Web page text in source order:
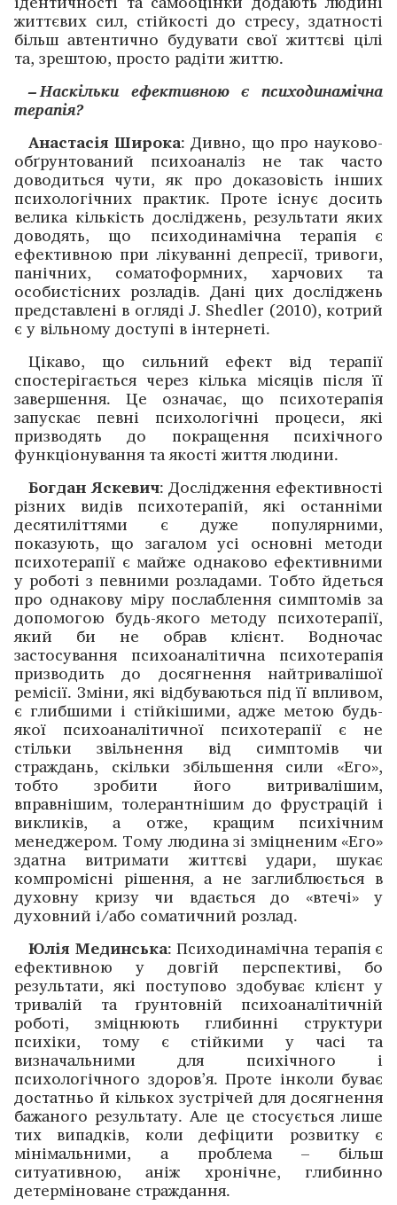
життєвих сил, стійкості до стресу, здатності
більш автентично будувати свої життєві цілі
та, зрештою, просто радіти життю.
– Наскільки ефективною є психодинамічна
терапія?
Анастасія Широка: Дивно, що про науково-
обґрунтований психоаналіз не так часто
доводиться чути, як про доказовість інших
психологічних практик. Проте існує досить
велика кількість досліджень, результати яких
доводять, що психодинамічна терапія є
ефективною при лікуванні депресії, тривоги,
панічних, соматоформних, харчових та
особистісних розладів. Дані цих досліджень
представлені в огляді J. Shedler (2010), котрий
є у вільному доступі в інтернеті.
Цікаво, що сильний ефект від терапії
спостерігається через кілька місяців після її
завершення. Це означає, що психотерапія
запускає певні психологічні процеси, які
призводять до покращення психічного
функціонування та якості життя людини.
Богдан Яскевич: Дослідження ефективності
різних видів психотерапій, які останніми
десятиліттями є дуже популярними,
показують, що загалом усі основні методи
психотерапії є майже однаково ефективними
у роботі з певними розладами. Тобто йдеться
про однакову міру послаблення симптомів за
допомогою будь-якого методу психотерапії,
який би не обрав клієнт. Водночас
застосування психоаналітична психотерапія
призводить до досягнення найтривалішої
ремісії. Зміни, які відбуваються під її впливом,
є глибшими і стійкішими, адже метою будь-
якої психоаналітичної психотерапії є не
стільки звільнення від симптомів чи
страждань, скільки збільшення сили «Его»,
тобто зробити його витривалішим,
вправнішим, толерантнішим до фрустрацій і
викликів, а отже, кращим психічним
менеджером. Тому людина зі зміцненим «Его»
здатна витримати життєві удари, шукає
компромісні рішення, а не заглиблюється в
духовну кризу чи вдається до «втечі» у
духовний і/або соматичний розлад.
Юлія Мединська: Психодинамічна терапія є
ефективною у довгій перспективі, бо
результати, які поступово здобуває клієнт у
тривалій та ґрунтовній психоаналітичній
роботі, зміцнюють глибинні структури
психіки, тому є стійкими у часі та
визначальними для психічного і
психологічного здоров’я. Проте інколи буває
достатньо й кількох зустрічей для досягнення
бажаного результату. Але це стосується лише
тих випадків, коли дефіцити розвитку є
мінімальними, а проблема – більш
ситуативною, аніж хронічне, глибинно
детерміноване страждання.